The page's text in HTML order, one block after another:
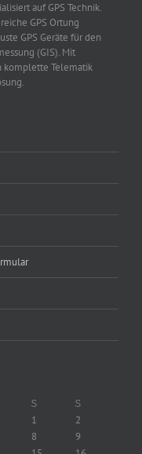
auf GPS Technik.
GPS Ortung
GPS Geräte für den
(GIS). Mit
komplette Telematik
S S
1
2
8
9